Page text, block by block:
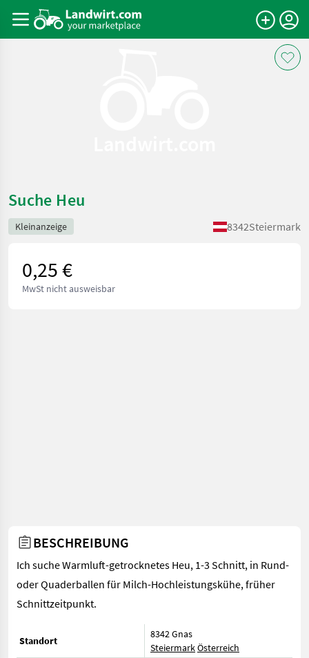
Suche Heu
Kleinanzeige 8342Steiermark
0,25 €
MwSt nicht ausweisbar
BESCHREIBUNG
Ich suche Warmluft-getrocknetes Heu, 1-3 Schnitt, in Rund-
oder Quaderballen für Milch-Hochleistungskühe, früher
Schnittzeitpunkt.
Standort
8342 Gnas
SteiermarkÖsterreich